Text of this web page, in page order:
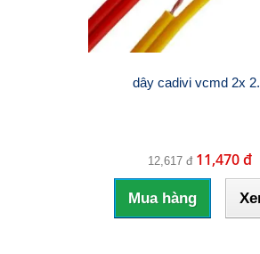
dây cadivi vcmd 2x
12,617 đ 11,470 đ
Mua hàng